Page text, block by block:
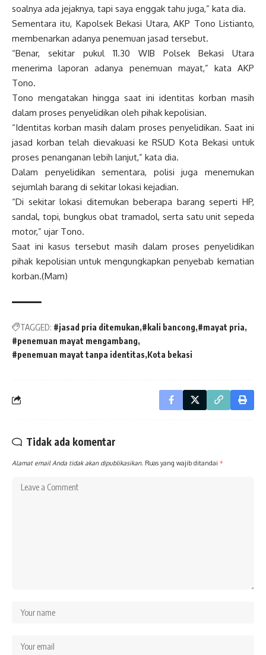
soalnya ada jejaknya, tapi saya enggak tahu juga,” kata dia.
Sementara itu, Kapolsek Bekasi Utara, AKP Tono Listianto,
membenarkan adanya penemuan jasad tersebut.
“Benar, sekitar pukul 11.30 WIB Polsek Bekasi Utara
menerima laporan adanya penemuan mayat,” kata AKP
Tono.
Tono mengatakan hingga saat ini identitas korban masih
dalam proses penyelidikan oleh pihak kepolisian.
“Identitas korban masih dalam proses penyelidikan. Saat ini
jasad korban telah dievakuasi ke RSUD Kota Bekasi untuk
proses penanganan lebih lanjut,” kata dia.
Dalam penyelidikan sementara, polisi juga menemukan
sejumlah barang di sekitar lokasi kejadian.
“Di sekitar lokasi ditemukan beberapa barang seperti HP,
sandal, topi, bungkus obat tramadol, serta satu unit sepeda
motor,” ujar Tono.
Saat ini kasus tersebut masih dalam proses penyelidikan
pihak kepolisian untuk mengungkapkan penyebab kematian
korban.(Mam)
TAGGED: #jasad pria ditemukan #kali bancong #mayat pria
#penemuan mayat mengambang
#penemuan mayat tanpa identitas Kota bekasi
Tidak ada komentar
Alamat email Anda tidak akan dipublikasikan. Ruas yang wajib ditandai *